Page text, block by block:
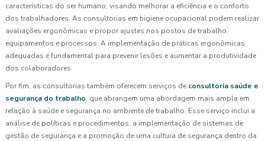
características do ser humano, visando melhorar a eficiência e o conforto
dos trabalhadores. As consultorias em higiene ocupacional podem realizar
avaliações ergonômicas e propor ajustes nos postos de trabalho,
equipamentos e processos. A implementação de práticas ergonômicas
adequadas é fundamental para prevenir lesões e aumentar a produtividade
dos colaboradores.
Por fim, as consultorias também oferecem serviços de consultoria saúde e
segurança do trabalho, que abrangem uma abordagem mais ampla em
relação à saúde e segurança no ambiente de trabalho. Esse serviço inclui a
análise de políticas e procedimentos, a implementação de sistemas de
gestão de segurança e a promoção de uma cultura de segurança dentro da